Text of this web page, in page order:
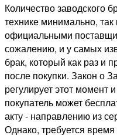
Количество заводского
технике минимально,
официальными
сожалению, и у самых
брак, который как раз и
после покупки. Закон о
регулирует этот момент
покупатель может
акту - направлению из
Однако, требуется